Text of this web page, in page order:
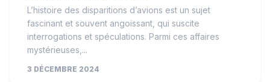
L’histoire des disparitions d’avions est un sujet
fascinant et souvent angoissant, qui suscite
interrogations et spéculations. Parmi ces affaires
mystérieuses,...
3 DÉCEMBRE 2024